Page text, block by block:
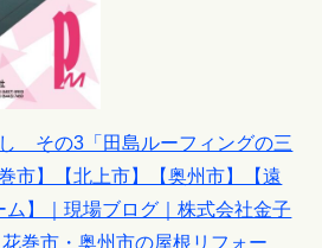
その3「田島ルーフィングの三
市】【北上市】【奥州市】【遠
】｜現場ブログ｜株式会社金子
巻市・奥州市の屋根リフォー